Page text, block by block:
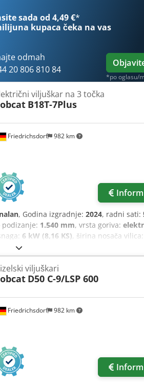
sada od 4,49 €*
kupaca čeka na vas
odmah
20 806 810 84
*po oglasu/
Friedrichsdorf 982 km
viljuškar na 3 točka
B18T-7Plus
, Godina izgradnje: 2024, radni sati:
1.540 mm, vrsta goriva:
6 kW (8,16 KS), širina nosača vilica:
dužina:
Friedrichsdorf 982 km
viljuškari
D50 C-9/LSP 600